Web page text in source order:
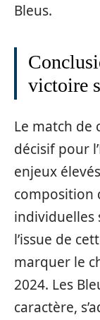
Bleus.
victoire
Le match de
décisif pour
enjeux
composition
l’issue de
marquer le
2024. Les
caractère,